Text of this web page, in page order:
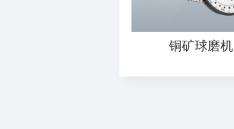
铜矿球磨机